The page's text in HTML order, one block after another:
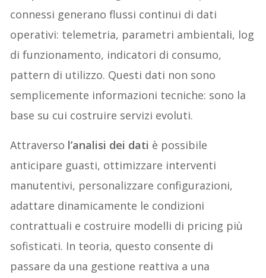
connessi generano flussi continui di dati
operativi: telemetria, parametri ambientali, log
di funzionamento, indicatori di consumo,
pattern di utilizzo. Questi dati non sono
semplicemente informazioni tecniche: sono la
base su cui costruire servizi evoluti.
Attraverso l’analisi dei dati è possibile
anticipare guasti, ottimizzare interventi
manutentivi, personalizzare configurazioni,
adattare dinamicamente le condizioni
contrattuali e costruire modelli di pricing più
sofisticati. In teoria, questo consente di
passare da una gestione reattiva a una